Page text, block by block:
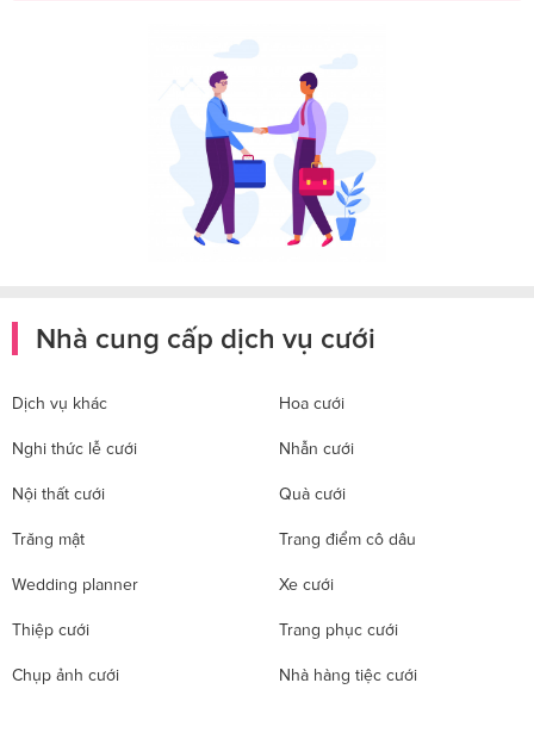
Nhà cung cấp dịch vụ cưới
Dịch vụ khác Hoa cưới
Nghi thức lễ cưới Nhẫn cưới
Nội thất cưới Quà cưới
Trăng mật Trang điểm cô dâu
Wedding planner Xe cưới
Thiệp cưới Trang phục cưới
Chụp ảnh cưới Nhà hàng tiệc cưới